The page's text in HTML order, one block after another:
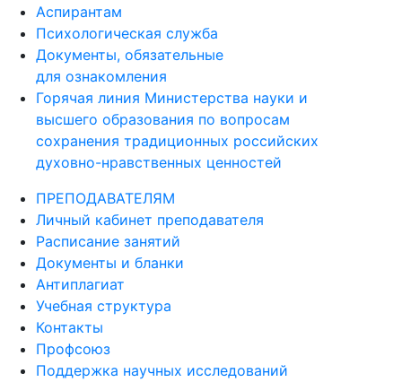
Аспирантам
Психологическая служба
Документы, обязательные
для ознакомления
Горячая линия Министерства науки и
высшего образования по вопросам
сохранения традиционных российских
духовно-нравственных ценностей
ПРЕПОДАВАТЕЛЯМ
Личный кабинет преподавателя
Расписание занятий
Документы и бланки
Антиплагиат
Учебная структура
Контакты
Профсоюз
Поддержка научных исследований